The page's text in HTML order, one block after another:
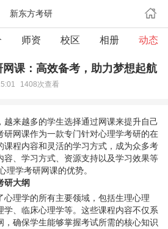
新东方考研
师资 校区 相册 动态
课：高效备考，助力梦想起航
1408次查看
越来越多的学生选择通过网课来提升自己
研网课作为一款专门针对心理学考研的在
课程内容和灵活的学习方式，成为众多考
容、学习方式、资源支持以及学习效果等
理学考研网课的优势。
研大纲
心理学的所有主要领域，包括生理心理
学、临床心理学等。这些课程内容不仅系
，确保学生能够掌握考试所需的核心知识